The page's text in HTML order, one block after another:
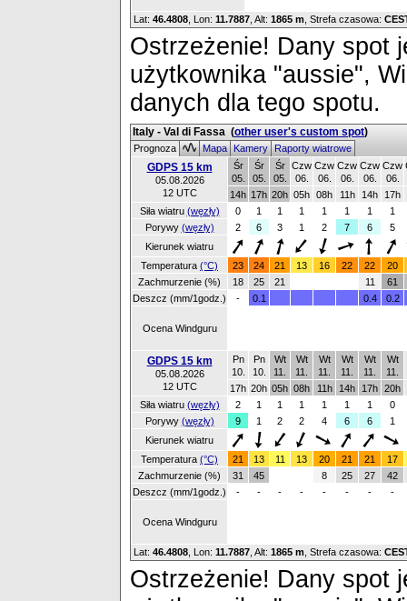
Lat: 46.4808 , Lon: 11.7887 Alt: 1865 m , Strefa czasowa:
Ostrzeżenie! Dany spot
użytkownika "aussie",
danych dla tego spotu.
Italy - Val di Fassa (other user's custom spot)
Prognoza MapaKameryRaporty wiatrowe
GDPS 15 km
05.08.2026
12 UTC
Śr
05.
Śr
05.
Śr
05.
Czw
06.
Czw
06.
Czw
06.
Czw
06.
Czw
06.
14h 17h 20h 05h 08h 11h 14h
17h
Siła wiatru (węzły) 0 1 1 1 1 1 1
1
Porywy (węzły) 2 6 3 1 2 7 6
5
Kierunek wiatru
Temperatura (°C) 23 24 21 13 16 22 22
20
Zachmurzenie (%)
18 25 21 11
61
Deszcz (mm/1godz.)
- 0.1 0.4 0.2
Ocena Windguru
GDPS 15 km
05.08.2026
12 UTC
Pn
10.
Pn
10.
Wt
11.
Wt
11.
Wt
11.
Wt
11.
Wt
11.
Wt
11.
17h 20h 05h 08h 11h 14h 17h 20h
Siła wiatru (węzły) 2 1 1 1 1 1 1
0
Porywy (węzły) 9 1 2 2 4 6 6
1
Kierunek wiatru
Temperatura (°C) 21 13 11 13 20 21 21
17
Zachmurzenie (%)
31 45 8 25 27
42
Deszcz (mm/1godz.)
- - - - - - - -
Ocena Windguru
Lat: 46.4808 , Lon: 11.7887 Alt: 1865 m , Strefa czasowa:
Ostrzeżenie! Dany spot